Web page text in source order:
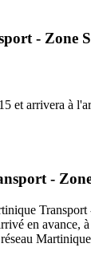
- Zone
et arrivera à
-
en avance,